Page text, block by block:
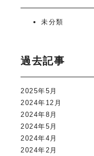
未分類
過去記事
2025年5月
2024年12月
2024年8月
2024年5月
2024年4月
2024年2月